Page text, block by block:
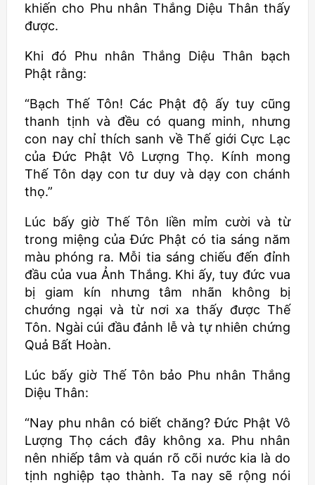
khiến cho Phu nhân Thắng Diệu Thân thấy
được.
Khi đó Phu nhân Thắng Diệu Thân bạch
Phật rằng:
“Bạch Thế Tôn! Các Phật độ ấy tuy cũng
thanh tịnh và đều có quang minh, nhưng
con nay chỉ thích sanh về Thế giới Cực Lạc
của Đức Phật Vô Lượng Thọ. Kính mong
Thế Tôn dạy con tư duy và dạy con chánh
thọ.”
Lúc bấy giờ Thế Tôn liền mỉm cười và từ
trong miệng của Đức Phật có tia sáng năm
màu phóng ra. Mỗi tia sáng chiếu đến đỉnh
đầu của vua Ảnh Thắng. Khi ấy, tuy đức vua
bị giam kín nhưng tâm nhãn không bị
chướng ngại và từ nơi xa thấy được Thế
Tôn. Ngài cúi đầu đảnh lễ và tự nhiên chứng
Quả Bất Hoàn.
Lúc bấy giờ Thế Tôn bảo Phu nhân Thắng
Diệu Thân:
“Nay phu nhân có biết chăng? Đức Phật Vô
Lượng Thọ cách đây không xa. Phu nhân
nên nhiếp tâm và quán rõ cõi nước kia là do
tịnh nghiệp tạo thành. Ta nay sẽ rộng nói